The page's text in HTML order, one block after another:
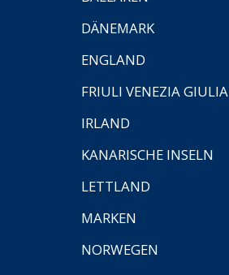
DÄNEMARK
ENGLAND
FRIULI VENEZIA GIULIA
IRLAND
KANARISCHE INSELN
LETTLAND
MARKEN
NORWEGEN